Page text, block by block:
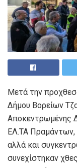
Μετά την
Δήμου Βορείων
Αποκεντρωμένης
ΕΛ.ΤΑ Πραμάντων,
αλλά και
συνεχίστηκαν